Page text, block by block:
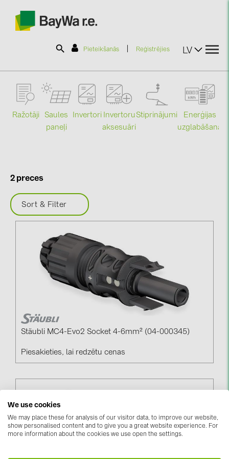
Pieteikšanās Reģistrējies LV
SOLAR-PLANIT
Jaunumi
Katalogi
KATEGORIJAS
Invertori (105)
Invertoru aksesuāri (84)
Enerģijas uzglabāšana (74)
RAŽOTĀJI
ABB (21)
Ražotāji
Saules
paneļi
Invertori Invertoru
aksesuāri
Stiprinājumi
Enerģijas
uzglabāšana
2 preces
Sort & Filter
Stäubli MC4-Evo2 Socket 4-6mm² (04-000345)
Piesakieties, lai redzētu cenas
We use cookies
We may place these for analysis of our visitor data, to improve our website,
show personalised content and to give you a great website experience. For
more information about the cookies we use open the settings.